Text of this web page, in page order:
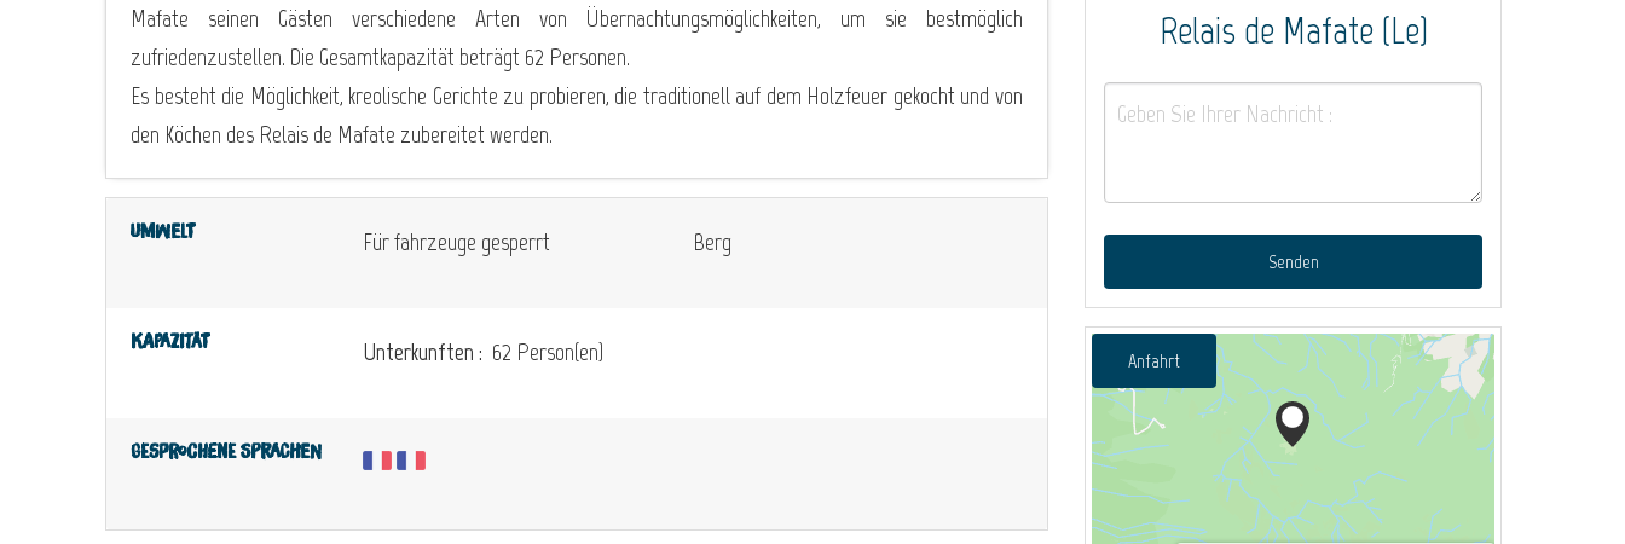
Mafate seinen Gästen verschiedene Arten von Übernachtungsmöglichkeiten, um sie bestmöglich
zufriedenzustellen. Die Gesamtkapazität beträgt 62 Personen.
Es besteht die Möglichkeit, kreolische Gerichte zu probieren, die traditionell auf dem Holzfeuer gekocht und von
den Köchen des Relais de Mafate zubereitet werden.
Umwelt Für fahrzeuge gesperrt Berg
Kapazität Unterkunften : 62 Person(en)
Gesprochene Sprachen
Relais de Mafate (Le)
Senden
Anfahrt